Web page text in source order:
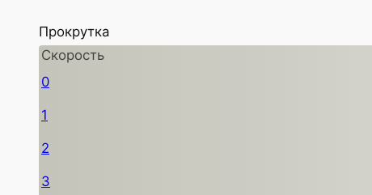
Прокрутка
Скорость
0
1
2
3